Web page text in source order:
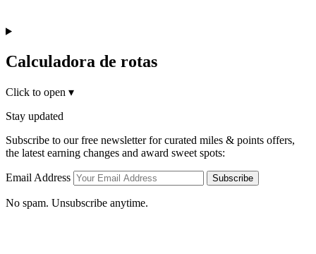
Calculadora de rotas
Click to open ▾
Stay updated
Subscribe to our free newsletter for curated miles & points offers,
the latest earning changes and award sweet spots:
Email Address Subscribe
No spam. Unsubscribe anytime.